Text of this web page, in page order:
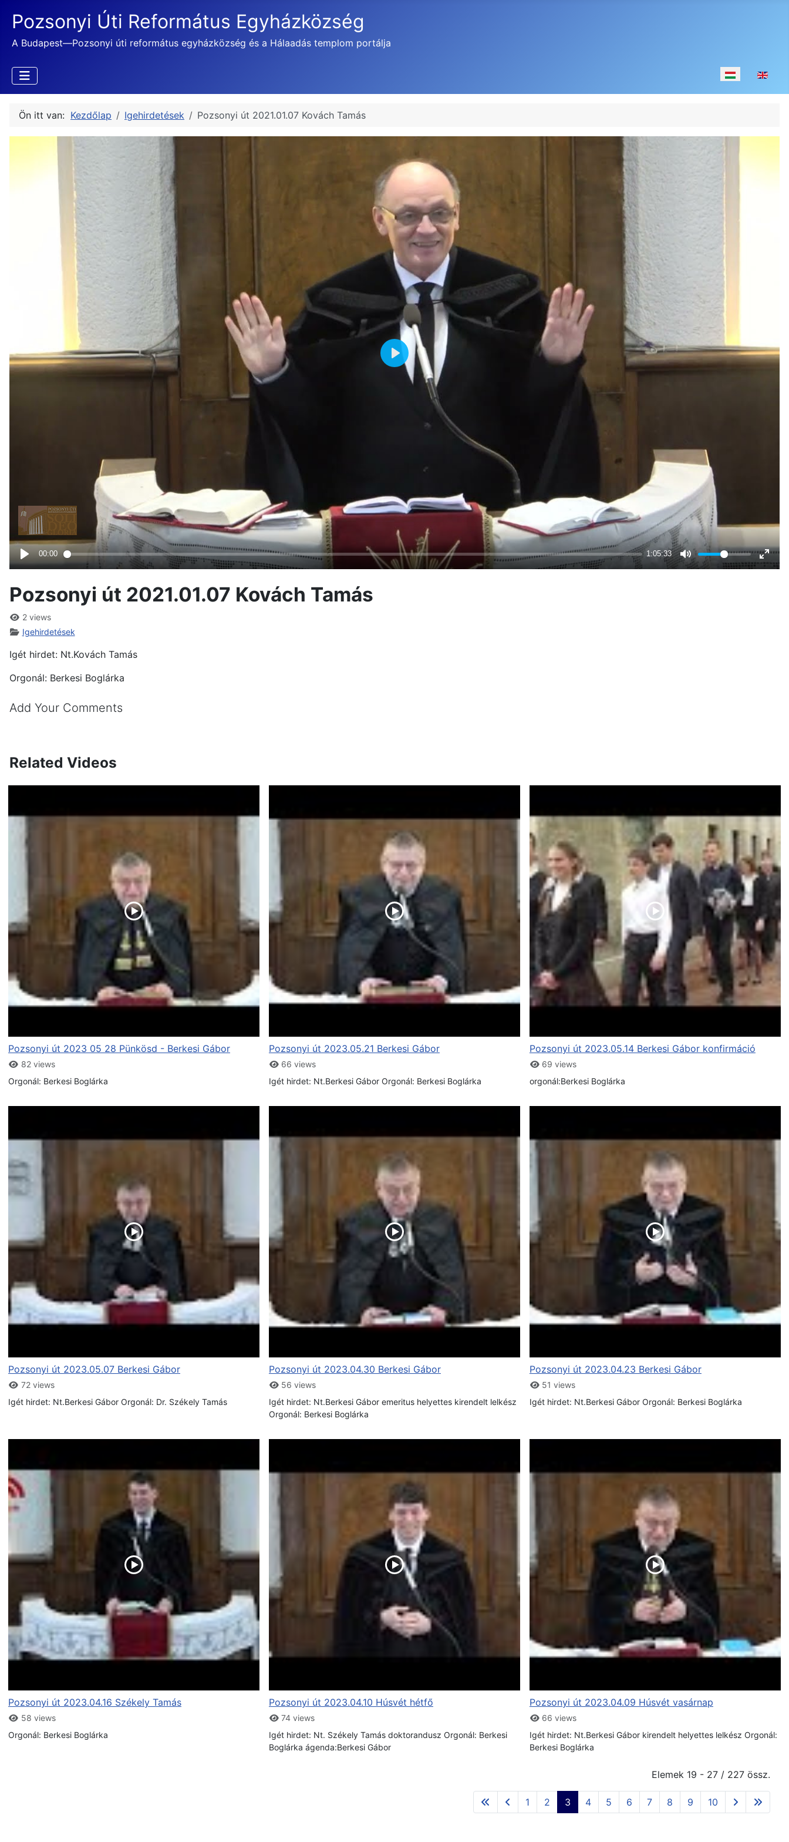
Pozsonyi Úti Református Egyházközség
A Budapest—Pozsonyi úti református egyházközség és a Hálaadás templom portálja
Válasszon
Ön itt van: Kezdőlap Igehirdetések Pozsonyi út 2021.01.07 Kovách Tamás
Pozsonyi út 2021.01.07 Kovách Tamás
2 views
Igehirdetések
Igét hirdet: Nt.Kovách Tamás
Orgonál: Berkesi Boglárka
Add Your Comments
Related Videos
Pozsonyi út 2023 05 28 Pünkösd - Berkesi Gábor
82 views
Orgonál: Berkesi Boglárka
Pozsonyi út 2023.05.21 Berkesi Gábor
66 views
Igét hirdet: Nt.Berkesi Gábor Orgonál: Berkesi Boglárka
Pozsonyi út 2023.05.14 Berkesi Gábor konfirmáció
69 views
orgonál:Berkesi Boglárka
Pozsonyi út 2023.05.07 Berkesi Gábor
72 views
Igét hirdet: Nt.Berkesi Gábor Orgonál: Dr. Székely Tamás
Pozsonyi út 2023.04.30 Berkesi Gábor
56 views
Igét hirdet: Nt.Berkesi Gábor emeritus helyettes kirendelt lelkész
Orgonál: Berkesi Boglárka
Pozsonyi út 2023.04.23 Berkesi Gábor
51 views
Igét hirdet: Nt.Berkesi Gábor Orgonál: Berkesi Boglárka
Pozsonyi út 2023.04.16 Székely Tamás
58 views
Orgonál: Berkesi Boglárka
Pozsonyi út 2023.04.10 Húsvét hétfő
74 views
Igét hirdet: Nt. Székely Tamás doktorandusz Orgonál: Berkesi
Boglárka ágenda:Berkesi Gábor
Pozsonyi út 2023.04.09 Húsvét vasárnap
66 views
Igét hirdet: Nt.Berkesi Gábor kirendelt helyettes lelkész Orgonál:
Berkesi Boglárka
Elemek 19 - 27 / 227 össz.
1 2 3 4 5 6 7 8 9 10